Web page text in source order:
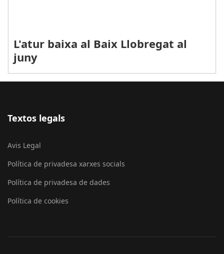
L'atur baixa al Baix Llobregat al
juny
Textos legals
Avis Legal
Política de privadesa xarxes socials
Política de privadesa de dades
Política de cookies